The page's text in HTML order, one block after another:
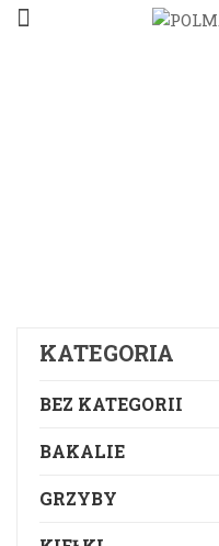
KATEGORIA
BEZ KATEGORII
BAKALIE
GRZYBY